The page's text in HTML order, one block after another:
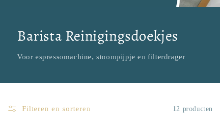
Barista Reinigingsdoekjes
Voor espressomachine, stoompijpje en filterdrager
Filteren en sorteren 12 producten